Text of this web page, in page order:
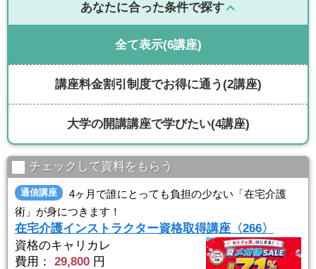
あなたに合った条件で探す
全て表示(6講座)
講座料金割引制度でお得に通う(2講座)
大学の開講講座で学びたい(4講座)
チェックして資料をもらう
通信講座
4ヶ月で誰にとっても負担の少ない「在宅介護
術」が身につきます！
在宅介護インストラクター資格取得講座〈266〉
資格のキャリカレ
費用：
29,800 円